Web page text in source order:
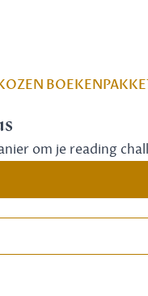
om je reading